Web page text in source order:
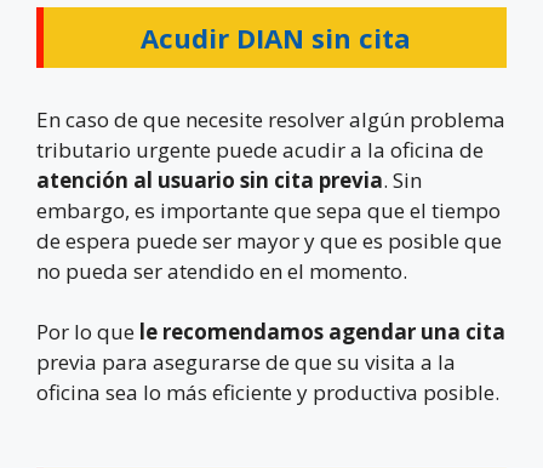
Acudir DIAN sin cita
En caso de que necesite resolver algún problema
tributario urgente puede acudir a la oficina de
atención al usuario sin cita previa. Sin
embargo, es importante que sepa que el tiempo
de espera puede ser mayor y que es posible que
no pueda ser atendido en el momento.
Por lo que le recomendamos agendar una cita
previa para asegurarse de que su visita a la
oficina sea lo más eficiente y productiva posible.